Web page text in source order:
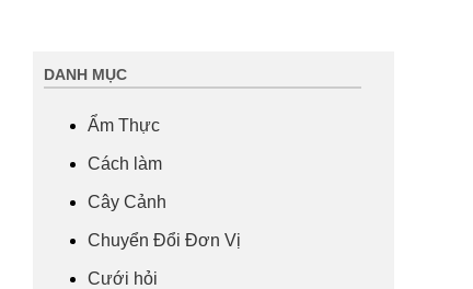
DANH MỤC
Ẩm Thực
Cách làm
Cây Cảnh
Chuyển Đổi Đơn Vị
Cưới hỏi